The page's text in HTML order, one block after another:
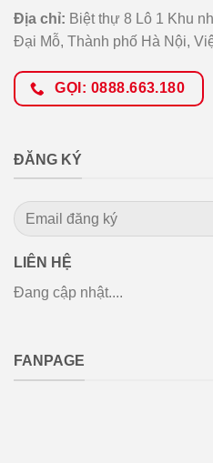
Địa chỉ: Biệt thự 8 Lô 1 Khu
Đại Mỗ, Thành phố Hà Nội,
GỌI: 0888.663.180
ĐĂNG KÝ
LIÊN HỆ
Đang cập nhật....
FANPAGE